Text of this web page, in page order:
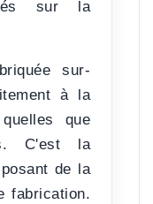
sur la
sur-
à la
que
C'est la
de la
fabrication.